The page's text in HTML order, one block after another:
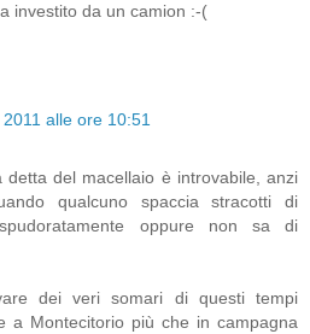
investito da un camion :-(
alle ore 10:51
del macellaio è introvabile, anzi
qualcuno spaccia stracotti di
oppure non sa di
dei veri somari di questi tempi
a Montecitorio più che in campagna